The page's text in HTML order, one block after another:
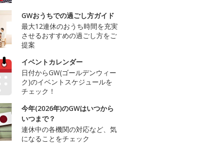
GWおうちでの過ごし方ガイド
最大12連休のおうち時間を充実
させるおすすめの過ごし方をご
提案
イベントカレンダー
日付からGW(ゴールデンウィー
ク)のイベントスケジュールを
チェック！
今年(2026年)のGWはいつから
いつまで？
連休中の各機関の対応など、気
になることをチェック